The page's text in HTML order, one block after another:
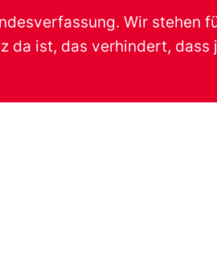
Wir stehen
da ist, das verhindert,